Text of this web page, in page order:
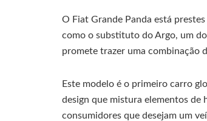
O Fiat Grande Panda está
como o substituto do Argo, um
promete trazer uma combinação
Este modelo é o primeiro carro
design que mistura elementos de
consumidores que desejam um